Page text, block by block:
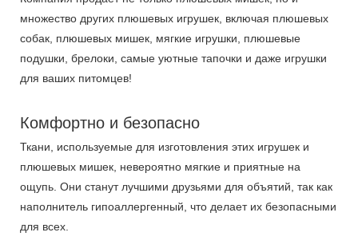
множество других плюшевых игрушек, включая плюшевых
собак, плюшевых мишек, мягкие игрушки, плюшевые
подушки, брелоки, самые уютные тапочки и даже игрушки
для ваших питомцев!
Комфортно и безопасно
Ткани, используемые для изготовления этих игрушек и
плюшевых мишек, невероятно мягкие и приятные на
ощупь. Они станут лучшими друзьями для объятий, так как
наполнитель гипоаллергенный, что делает их безопасными
для всех.